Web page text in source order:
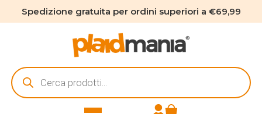
Spedizione gratuita per ordini superiori a €69,99
Ricerca
prodotti